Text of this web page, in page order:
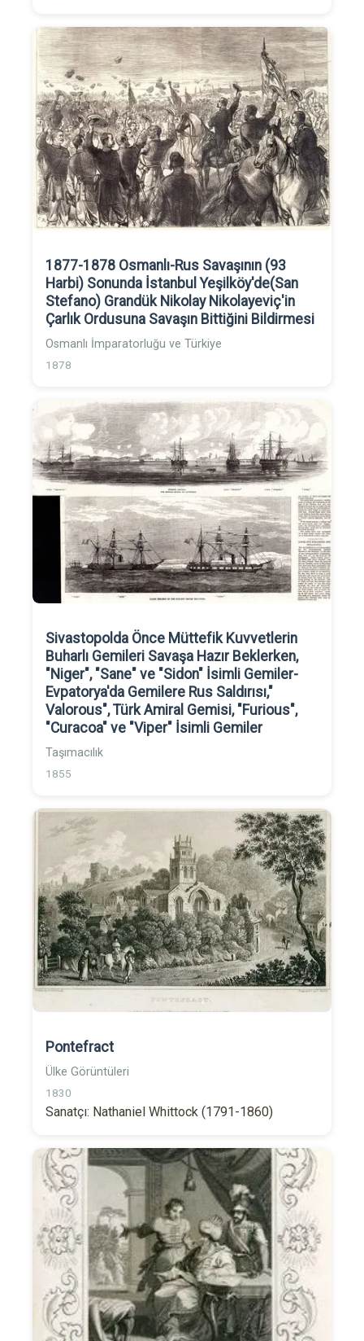
1877-1878 Osmanlı-Rus Savaşının (93
Harbi) Sonunda İstanbul Yeşilköy'de(San
Stefano) Grandük Nikolay Nikolayeviç'in
Çarlık Ordusuna Savaşın Bittiğini Bildirmesi
Osmanlı İmparatorluğu ve Türkiye
1878
Sivastopolda Önce Müttefik Kuvvetlerin
Buharlı Gemileri Savaşa Hazır Beklerken,
"Niger", "Sane" ve "Sidon" İsimli Gemiler-
Evpatorya'da Gemilere Rus Saldırısı,"
Valorous", Türk Amiral Gemisi, "Furious",
"Curacoa" ve "Viper" İsimli Gemiler
Taşımacılık
1855
Pontefract
Ülke Görüntüleri
1830
Sanatçı: Nathaniel Whittock (1791-1860)